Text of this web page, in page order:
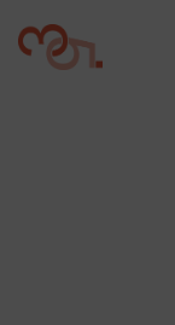
content